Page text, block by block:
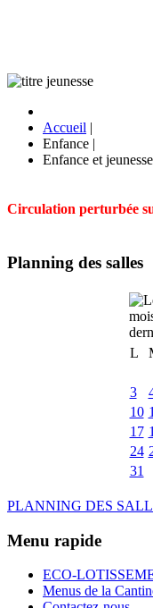
Accueil |
Enfance |
Enfance et jeunesse
Circulation perturbée
Planning des salles
L
3
10
17
24
31
PLANNING DES
Menu rapide
ECO-
Menus de la